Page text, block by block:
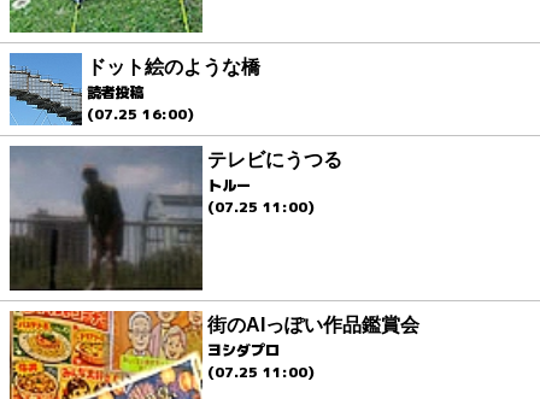
ドット絵のような橋
読者投稿
(07.25 16:00)
テレビにうつる
トルー
(07.25 11:00)
街のAIっぽい作品鑑賞会
ヨシダプロ
(07.25 11:00)